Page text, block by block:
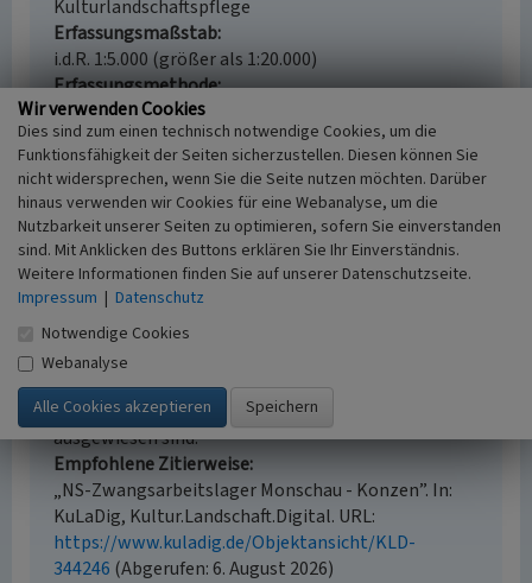
Kulturlandschaftspflege
Erfassungsmaßstab
i.d.R. 1:5.000 (größer als 1:20.000)
Erfassungsmethode
Literaturauswertung
Historischer Zeitraum
Beginn 1939, Ende 1945
Empfohlene Zitierweise
Urheberrechtlicher Hinweis
Der hier präsentierte Inhalt steht unter der freien
Lizenz CC BY 4.0 (Namensnennung). Die angezeigten
Medien unterliegen möglicherweise zusätzlichen
urheberrechtlichen Bedingungen, die an diesen
ausgewiesen sind.
Empfohlene Zitierweise
„NS-Zwangsarbeitslager Monschau - Konzen”. In:
KuLaDig, Kultur.Landschaft.Digital. URL:
https://www.kuladig.de/Objektansicht/KLD-
344246 (Abgerufen: 6. August 2026)
Wir verwenden Cookies
Dies sind zum einen technisch notwendige Cookies, um die
Funktionsfähigkeit der Seiten sicherzustellen. Diesen können Sie
nicht widersprechen, wenn Sie die Seite nutzen möchten. Darüber
hinaus verwenden wir Cookies für eine Webanalyse, um die
Nutzbarkeit unserer Seiten zu optimieren, sofern Sie einverstanden
sind. Mit Anklicken des Buttons erklären Sie Ihr Einverständnis.
Weitere Informationen finden Sie auf unserer Datenschutzseite.
Impressum | Datenschutz
Notwendige Cookies
Webanalyse